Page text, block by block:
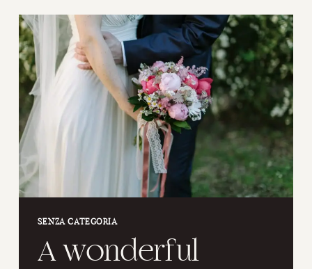
ITALY
AT
ODESCALCHI
CASTLE
SENZA CATEGORIA
A wonderful